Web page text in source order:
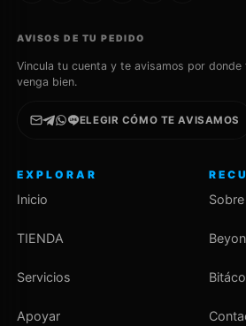
AVISOS DE TU PEDIDO
Vincula tu cuenta y te avisamos por donde
venga bien.
ELEGIR CÓMO TE AVISAMOS
EXPLORAR
Inicio
TIENDA
Servicios
Apoyar